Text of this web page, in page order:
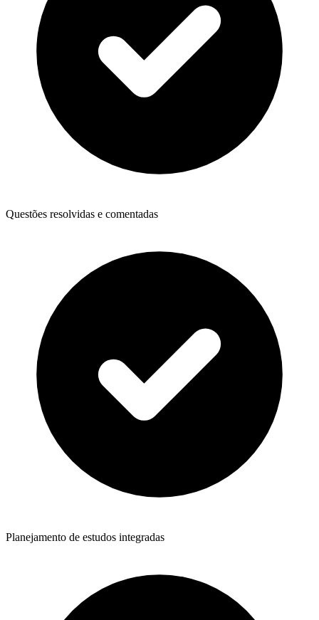
Questões resolvidas e comentadas
Planejamento de estudos integradas